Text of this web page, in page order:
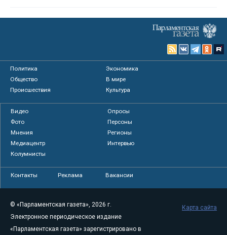
Политика
Экономика
Общество
В мире
Происшествия
Культура
Видео
Опросы
Фото
Персоны
Мнения
Регионы
Медиацентр
Интервью
Колумнисты
Контакты Реклама Вакансии
© «Парламентская газета», 2026 г.
Электронное периодическое издание
«Парламентская газета» зарегистрировано в
Карта сайта